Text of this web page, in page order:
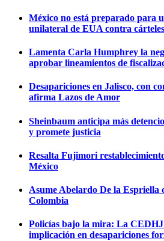
México no está preparado para
unilateral de EUA contra cárteles
Lamenta Carla Humphrey la
aprobar lineamientos de
Desapariciones en Jalisco, con
afirma Lazos de Amor
Sheinbaum anticipa más
y promete justicia
Resalta Fujimori
México
Asume Abelardo De la Espriella
Colombia
Policías bajo la mira: La CEDHJ
implicación en desapariciones